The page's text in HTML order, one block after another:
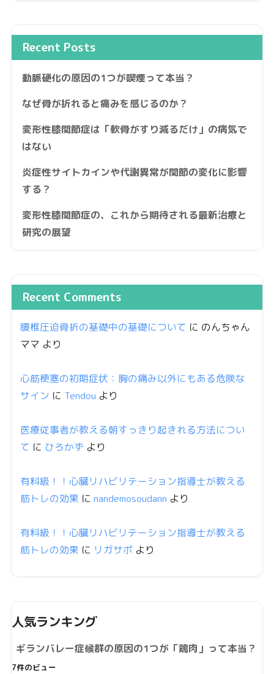
Recent Posts
動脈硬化の原因の1つが喫煙って本当？
なぜ骨が折れると痛みを感じるのか？
変形性膝関節症は「軟骨がすり減るだけ」の病気で
はない
炎症性サイトカインや代謝異常が関節の変化に影響
する？
変形性膝関節症の、これから期待される最新治療と
研究の展望
Recent Comments
腰椎圧迫骨折の基礎中の基礎について に のんちゃん
ママ より
心筋梗塞の初期症状：胸の痛み以外にもある危険な
サイン に Tendou より
医療従事者が教える朝すっきり起きれる方法につい
て に ひろかず より
有料級！！心臓リハビリテーション指導士が教える
筋トレの効果 に nandemosoudann より
有料級！！心臓リハビリテーション指導士が教える
筋トレの効果 に リガサポ より
人気ランキング
ギランバレー症候群の原因の1つが「鶏肉」って本当？
7件のビュー